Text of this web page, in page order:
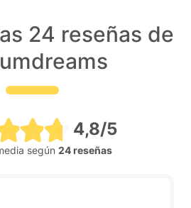
24 reseñas de
4,8/5
según 24 reseñas